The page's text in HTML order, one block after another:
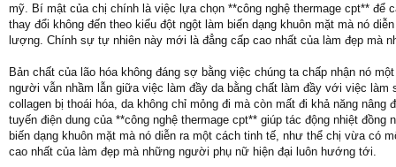
mỹ. Bí mật của chị chính là việc lựa chọn **công nghệ thermage cpt** để
thay đổi không đến theo kiểu đột ngột làm biến dạng khuôn mặt mà nó
lượng. Chính sự tự nhiên này mới là đẳng cấp cao nhất của làm đẹp mà
Bản chất của lão hóa không đáng sợ bằng việc chúng ta chấp nhận nó
người vẫn nhầm lẫn giữa việc làm đầy da bằng chất làm đầy với việc
collagen bị thoái hóa, da không chỉ mỏng đi mà còn mất đi khả năng
tuyến điện dung của **công nghệ thermage cpt** giúp tác động nhiệt
biến dạng khuôn mặt mà nó diễn ra một cách tinh tế, như thể chị vừa có
cao nhất của làm đẹp mà những người phụ nữ hiện đại luôn hướng tới.